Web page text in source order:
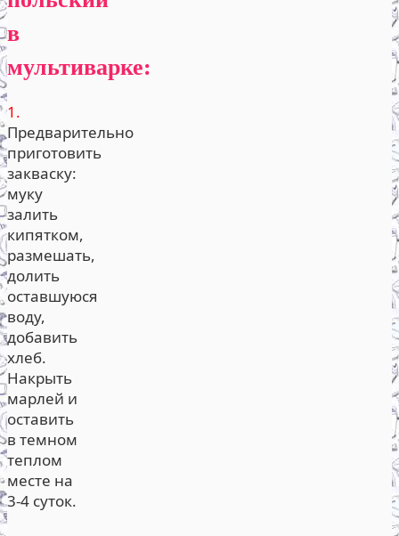
в
мультиварке:
1.
Предварительно
приготовить
закваску:
муку
залить
кипятком,
размешать,
долить
оставшуюся
воду,
добавить
хлеб.
Накрыть
марлей и
оставить
в темном
теплом
месте на
3-4 суток.